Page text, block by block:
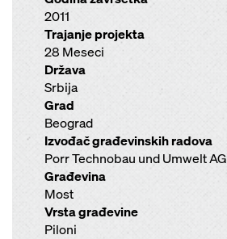
2011
Trajanje projekta
28 Meseci
Država
Srbija
Grad
Beograd
Izvođač građevinskih radova
Porr Technobau und Umwelt AG
Građevina
Most
Vrsta građevine
Piloni